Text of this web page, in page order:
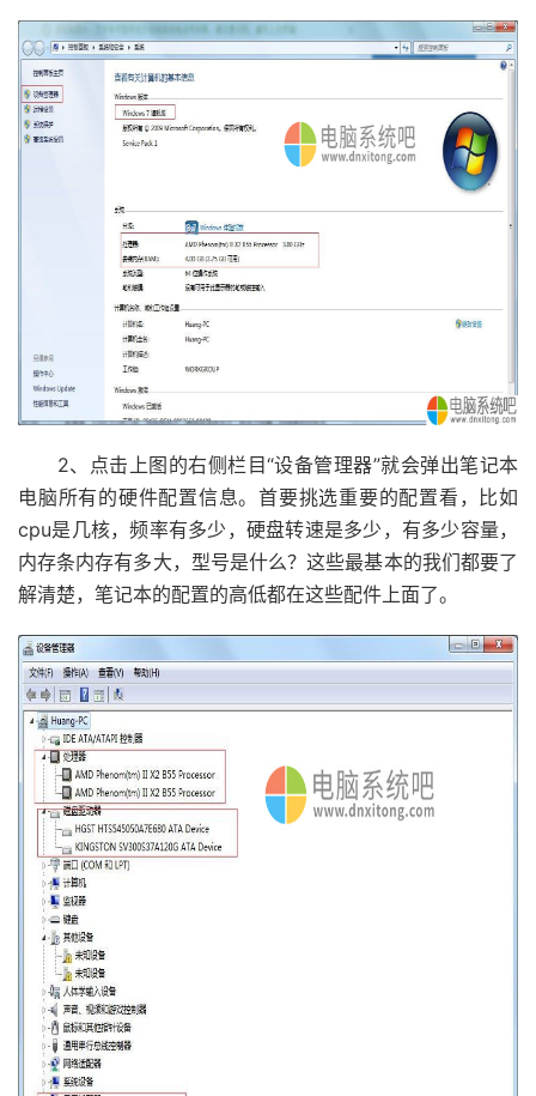
2、点击上图的右侧栏目“设备管理器”就会弹出笔记本
电脑所有的硬件配置信息。首要挑选重要的配置看，比如
cpu是几核，频率有多少，硬盘转速是多少，有多少容量，
内存条内存有多大，型号是什么？这些最基本的我们都要了
解清楚，笔记本的配置的高低都在这些配件上面了。